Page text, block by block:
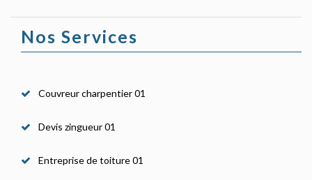
Nos Services
Couvreur charpentier 01
Devis zingueur 01
Entreprise de toiture 01